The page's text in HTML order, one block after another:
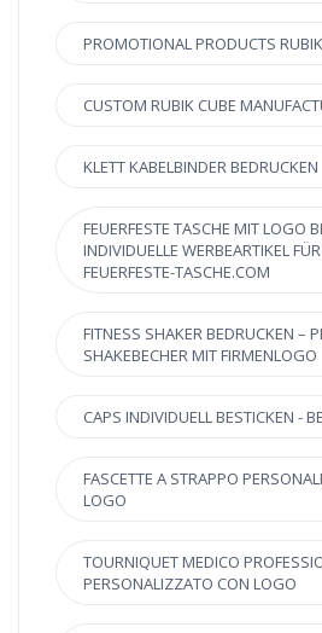
PROMOTIONAL PRODUCTS
CUSTOM RUBIK CUBE
KLETT KABELBINDER BEDRUCKEN
FEUERFESTE TASCHE MIT LOGO
INDIVIDUELLE WERBEARTIKEL
FEUERFESTE-TASCHE.COM
FITNESS SHAKER BEDRUCKEN –
SHAKEBECHER MIT FIRMENLOGO
CAPS INDIVIDUELL BESTICKEN -
FASCETTE A STRAPPO
LOGO
TOURNIQUET MEDICO
PERSONALIZZATO CON LOGO